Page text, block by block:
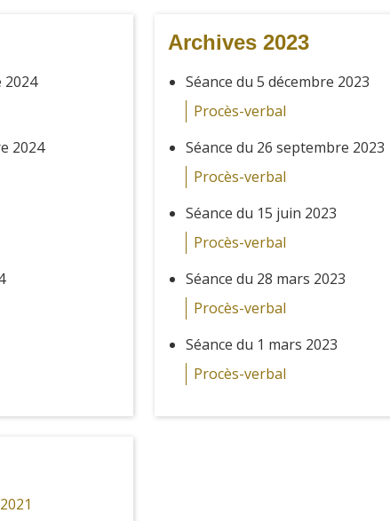
2024
2024
Archives 2023
Séance du 5 décembre 2023
Procès-verbal
Séance du 26 septembre 2023
Procès-verbal
Séance du 15 juin 2023
Procès-verbal
Séance du 28 mars 2023
Procès-verbal
Séance du 1 mars 2023
Procès-verbal